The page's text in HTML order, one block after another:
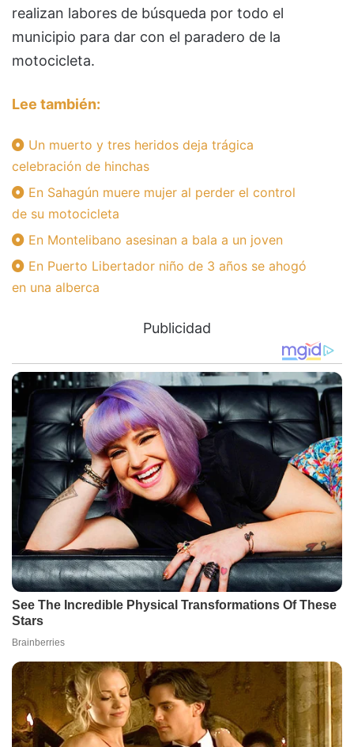
realizan labores de búsqueda por todo el
municipio para dar con el paradero de la
motocicleta.
Lee también:
Un muerto y tres heridos deja trágica
celebración de hinchas
En Sahagún muere mujer al perder el control
de su motocicleta
En Montelibano asesinan a bala a un joven
En Puerto Libertador niño de 3 años se ahogó
en una alberca
Publicidad